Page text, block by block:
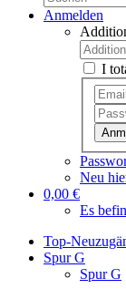
Anmelden
I
Neu
0,00 €
Es
Top-
Spur G
Spur G